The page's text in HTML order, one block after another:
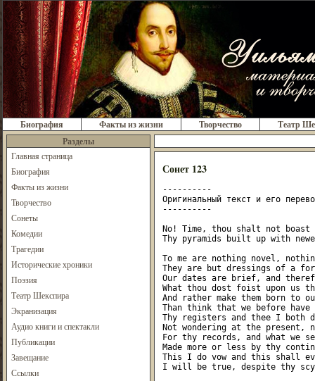
Биография Факты из жизни Творчество
Театр
Разделы
Главная страница
Биография
Факты из жизни
Творчество
Сонеты
Комедии
Трагедии
Исторические хроники
Поэзия
Театр Шекспира
Экранизация
Аудио книги и спектакли
Публикации
Завещание
Ссылки
Сонет 123
----------
Оригинальный текст и его
----------
No! Time, thou shalt not
Thy pyramids built up with
To me are nothing novel,
They are but dressings of a
Our dates are brief, and
What thou dost foist upon us
And rather make them born to
Than think that we before
Thy registers and thee I both
Not wondering at the present,
For thy records, and what we
Made more or less by thy
This I do vow and this shall
I will be true, despite thy